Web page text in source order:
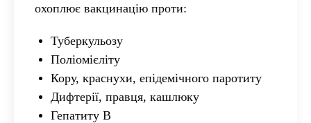
охоплює вакцинацію проти:
Туберкульозу
Поліомієліту
Кору, краснухи, епідемічного паротиту
Дифтерії, правця, кашлюку
Гепатиту В